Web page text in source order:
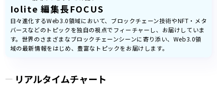
Iolite 編集長FOCUS
日々進化するWeb3.0領域において、ブロックチェーン技術やNFT・メタ
バースなどのトピックを独自の視点でフィーチャーし、お届けしていま
す。世界のさまざまなブロックチェーンシーンに寄り添い、Web3.0領
域の最新情報をはじめ、豊富なトピックをお届けします。
リアルタイムチャート